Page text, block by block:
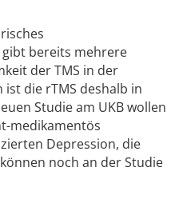
gibt bereits mehrere
der TMS in der
die rTMS deshalb in
Studie am UKB wollen
medikamentös
Depression, die
noch an der Studie